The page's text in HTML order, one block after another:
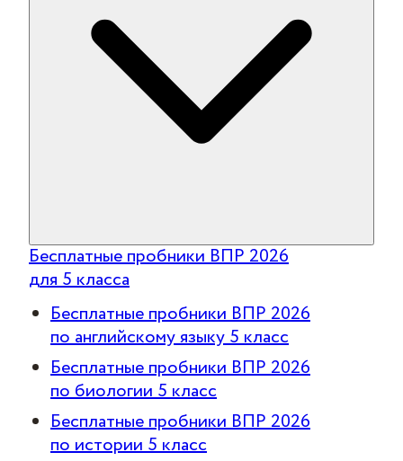
Бесплатные пробники ВПР 2026
для 5 класса
Бесплатные пробники ВПР 2026
по английскому языку 5 класс
Бесплатные пробники ВПР 2026
по биологии 5 класс
Бесплатные пробники ВПР 2026
по истории 5 класс